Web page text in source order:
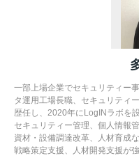
一部上場企業でセキュリティー
タ運用工場長職、セキュリティ
歴任し、2020年にLogINラボを
セキュリティー管理、個人情報
資材・設備調達改革、人材育成
戦略策定支援、人材開発支援が強